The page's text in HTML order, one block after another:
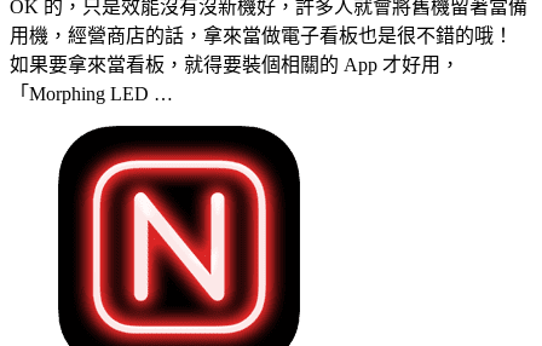
OK 的，只是效能沒有沒新機好，許多人就會將舊機留著當備
用機，經營商店的話，拿來當做電子看板也是很不錯的哦！
如果要拿來當看板，就得要裝個相關的 App 才好用，
「Morphing LED …